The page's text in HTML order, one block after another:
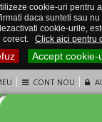
cookie-uri pentru
daca sunteti sau
cookie-urile,
corect.
Click aici pentru
Accept cookie-
CONT NOU